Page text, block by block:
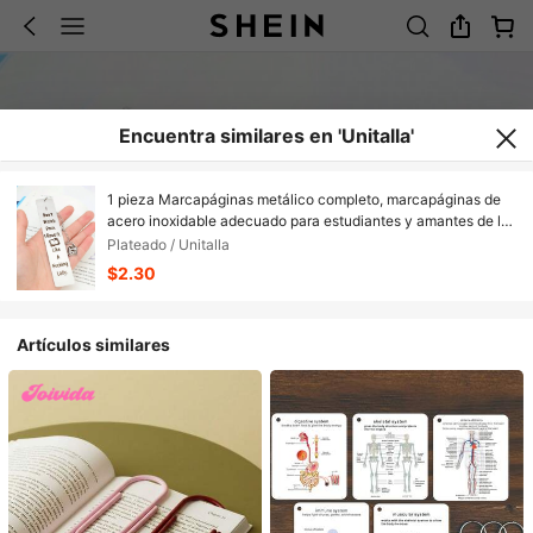
Encuentra similares en 'Unitalla'
1 pieza Marcapáginas metálico completo, marcapáginas de
acero inoxidable adecuado para estudiantes y amantes de los
libros, regalo pequeño perfecto, personalizado y creativo
para cumpleaños, festivales y regreso a la escuela
Plateado / Unitalla
$2.30
Artículos similares